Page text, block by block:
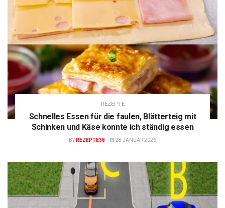
REZEPTE
Schnelles Essen für die faulen, Blätterteig mit
Schinken und Käse konnte ich ständig essen
BY REZEPTE38 28 JANUAR 2026